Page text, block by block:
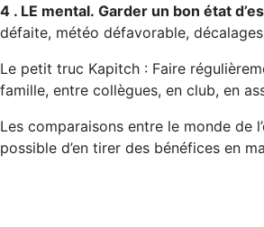
4 . LE mental. Garder un bon état
défaite, météo défavorable,
Le petit truc Kapitch : Faire
famille, entre collègues, en club, en
Les comparaisons entre le monde de
possible d’en tirer des bénéfices en